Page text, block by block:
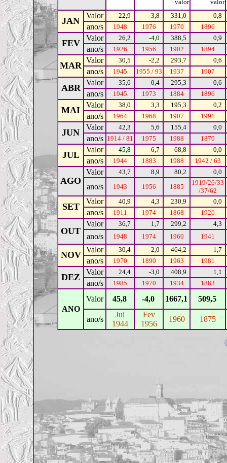
valor valor
JAN
Valor 22,9 -3,8 331,0 0,8
ano/s 1948 1976 1970 1896
FEV
Valor 26,2 -4,0 388,5 0,9
ano/s 1926 1956 1902 1894
MAR
Valor 30,5 -2,2 293,7 0,6
ano/s 1945 1955 / 93 1937 1907
ABR
Valor 35,6 0,4 295,3 0,6
ano/s 1945 1973 1884 1896
MAI
Valor 38,0 3,3 195,3 0,2
ano/s 1964 1968 1907 1991
JUN
Valor 42,3 5,6 155,4 0,0
ano/s 1914 / 81 1975 1988 1870
JUL
Valor 45,8 6,7 68,8 0,0
ano/s 1944 1883 1988 1942 / 63
AGO
Valor 43,7 8,9 80,2 0,0
ano/s 1943 1956 1885
1919/26/33
/37/62
SET
Valor 40,9 4,3 230,9 0,0
ano/s 1911 1974 1868 1926
OUT
Valor 36,7 1,7 299,2 4,3
ano/s 1948 1974 1960 1941
NOV
Valor 30,4 -2,0 464,2 1,7
ano/s 1970 1890 1963 1981
DEZ
Valor 24,4 -3,0 408,9 1,1
ano/s 1985 1970 1934 1883
ANO
Valor 45,8 -4,0 1667,1 509,5
ano/s
Jul
1944
Fev
1956
1960 1875